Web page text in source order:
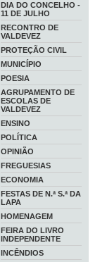
DIA DO CONCELHO -
11 DE JULHO
RECONTRO DE
VALDEVEZ
PROTEÇÃO CIVIL
MUNICÍPIO
POESIA
AGRUPAMENTO DE
ESCOLAS DE
VALDEVEZ
ENSINO
POLÍTICA
OPINIÃO
FREGUESIAS
ECONOMIA
FESTAS DE N.ª S.ª DA
LAPA
HOMENAGEM
FEIRA DO LIVRO
INDEPENDENTE
INCÊNDIOS